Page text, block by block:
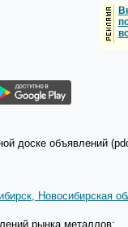
доске объявлений
Новосибирская
рынка металлов: